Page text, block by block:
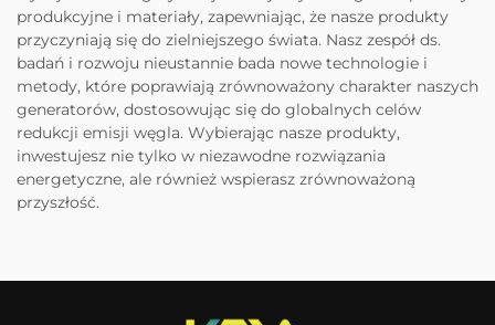
produkcyjne i materiały, zapewniając, że nasze produkty
przyczyniają się do zielniejszego świata. Nasz zespół ds.
badań i rozwoju nieustannie bada nowe technologie i
metody, które poprawiają zrównoważony charakter naszych
generatorów, dostosowując się do globalnych celów
redukcji emisji węgla. Wybierając nasze produkty,
inwestujesz nie tylko w niezawodne rozwiązania
energetyczne, ale również wspierasz zrównoważoną
przyszłość.